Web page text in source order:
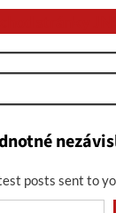
posts sent to